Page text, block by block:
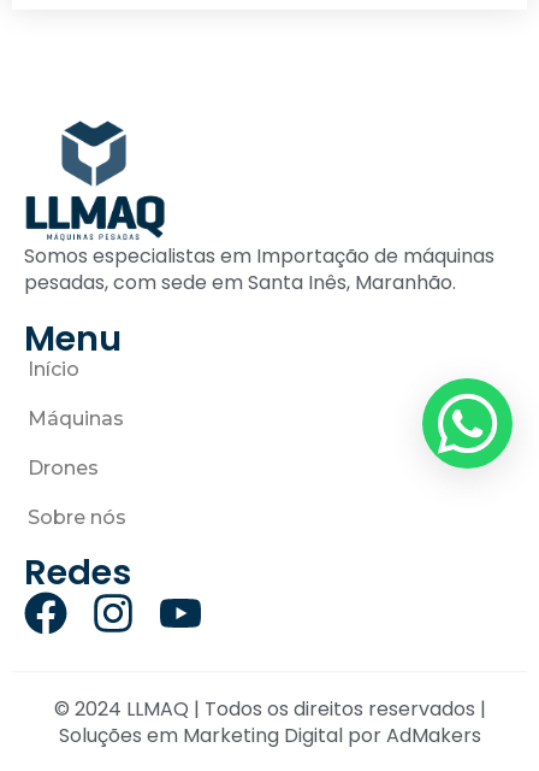
Somos especialistas em Importação de máquinas
pesadas, com sede em Santa Inês, Maranhão.
Menu
Início
Máquinas
Drones
Sobre nós
Redes
© 2024 LLMAQ | Todos os direitos reservados |
Soluções em Marketing Digital porAdMakers